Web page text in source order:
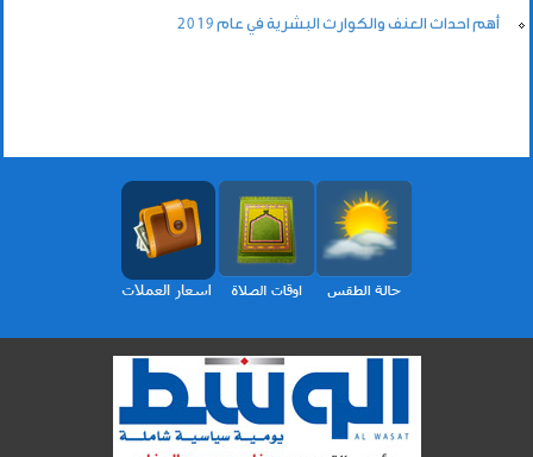
أهم احداث العنف والكوارث البشرية في عام 2019